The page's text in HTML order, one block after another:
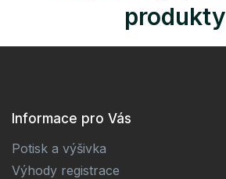
produkty
Informace pro Vás
Potisk a výšivka
Výhody registrace